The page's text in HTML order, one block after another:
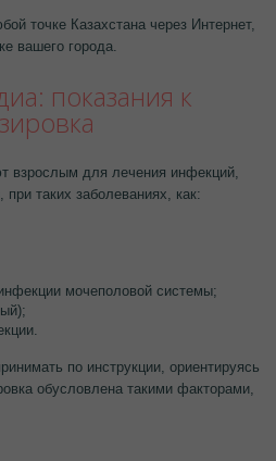
точке Казахстана через Интернет,
вашего города.
показания к
взрослым для лечения инфекций,
таких заболеваниях, как:
мочеполовой системы;
по инструкции, ориентируясь
обусловлена такими факторами,